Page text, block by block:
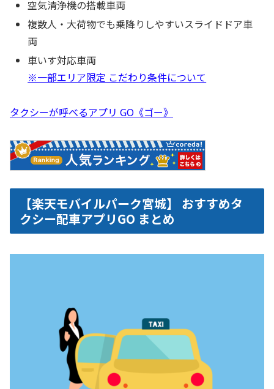
空気清浄機の搭載車両
複数人・大荷物でも乗降りしやすいスライドドア車
両
車いす対応車両
※一部エリア限定 こだわり条件について
タクシーが呼べるアプリ GO《ゴー》
【楽天モバイルパーク宮城】 おすすめタ
クシー配車アプリGO まとめ